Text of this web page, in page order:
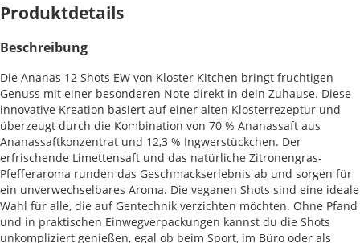
Produktdetails
Beschreibung
Die Ananas 12 Shots EW von Kloster Kitchen bringt fruchtigen
Genuss mit einer besonderen Note direkt in dein Zuhause. Diese
innovative Kreation basiert auf einer alten Klosterrezeptur und
überzeugt durch die Kombination von 70 % Ananassaft aus
Ananassaftkonzentrat und 12,3 % Ingwerstückchen. Der
erfrischende Limettensaft und das natürliche Zitronengras-
Pfefferaroma runden das Geschmackserlebnis ab und sorgen für
ein unverwechselbares Aroma. Die veganen Shots sind eine ideale
Wahl für alle, die auf Gentechnik verzichten möchten. Ohne Pfand
und in praktischen Einwegverpackungen kannst du die Shots
unkompliziert genießen, egal ob beim Sport, im Büro oder als